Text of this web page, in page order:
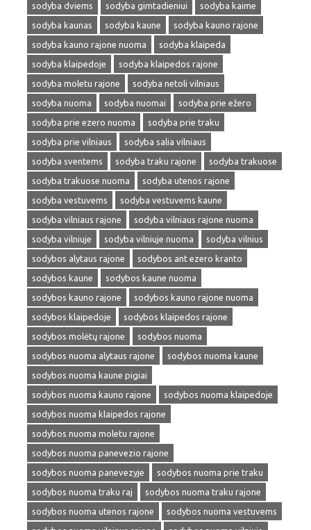
sodyba dviems
sodyba gimtadieniui
sodyba kaime
sodyba kaunas
sodyba kaune
sodyba kauno rajone
sodyba kauno rajone nuoma
sodyba klaipeda
sodyba klaipedoje
sodyba klaipedos rajone
sodyba moletu rajone
sodyba netoli vilniaus
sodyba nuoma
sodyba nuomai
sodyba prie ežero
sodyba prie ezero nuoma
sodyba prie traku
sodyba prie vilniaus
sodyba salia vilniaus
sodyba sventems
sodyba traku rajone
sodyba trakuose
sodyba trakuose nuoma
sodyba utenos rajone
sodyba vestuvems
sodyba vestuvems kaune
sodyba vilniaus rajone
sodyba vilniaus rajone nuoma
sodyba vilniuje
sodyba vilniuje nuoma
sodyba vilnius
sodybos alytaus rajone
sodybos ant ezero kranto
sodybos kaune
sodybos kaune nuoma
sodybos kauno rajone
sodybos kauno rajone nuoma
sodybos klaipedoje
sodybos klaipedos rajone
sodybos molėtų rajone
sodybos nuoma
sodybos nuoma alytaus rajone
sodybos nuoma kaune
sodybos nuoma kaune pigiai
sodybos nuoma kauno rajone
sodybos nuoma klaipedoje
sodybos nuoma klaipedos rajone
sodybos nuoma moletu rajone
sodybos nuoma panevezio rajone
sodybos nuoma panevezyje
sodybos nuoma prie traku
sodybos nuoma traku raj
sodybos nuoma traku rajone
sodybos nuoma utenos rajone
sodybos nuoma vestuvems